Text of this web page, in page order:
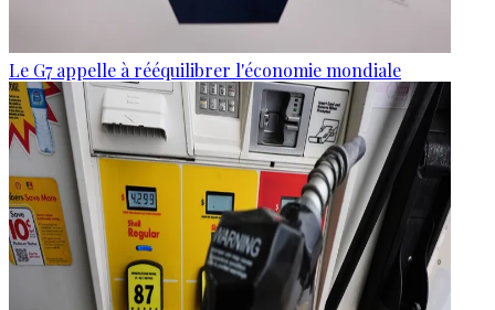
Le G7 appelle à rééquilibrer l'économie mondiale